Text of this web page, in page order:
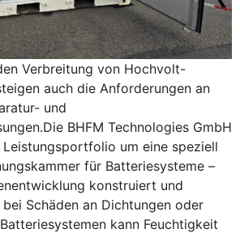
Verbreitung von Hochvolt-
auch die Anforderungen an
und
BHFM Technologies GmbH
um eine speziell
für Batteriesysteme –
konstruiert und
Schäden an Dichtungen oder
kann Feuchtigkeit